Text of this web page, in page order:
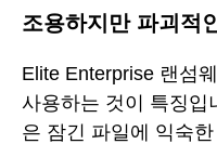
조용하지만 파괴적
Elite Enterprise 랜섬
사용하는 것이 특징입
은 잠긴 파일에 익숙